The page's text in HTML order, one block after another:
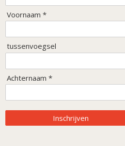
Voornaam *
tussenvoegsel
Achternaam *
Inschrijven